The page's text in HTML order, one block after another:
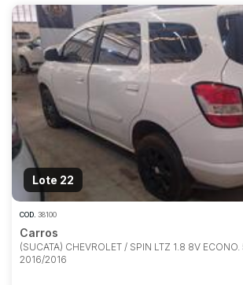
Lote 22
COD. 38100
Carros
(SUCATA) CHEVROLET / SPIN LTZ 1.8 8V ECONO.
2016/2016